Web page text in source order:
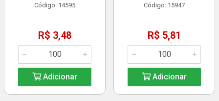
Código: 14595
R$ 3,48
Adicionar
Código: 15947
R$ 5,81
Adicionar